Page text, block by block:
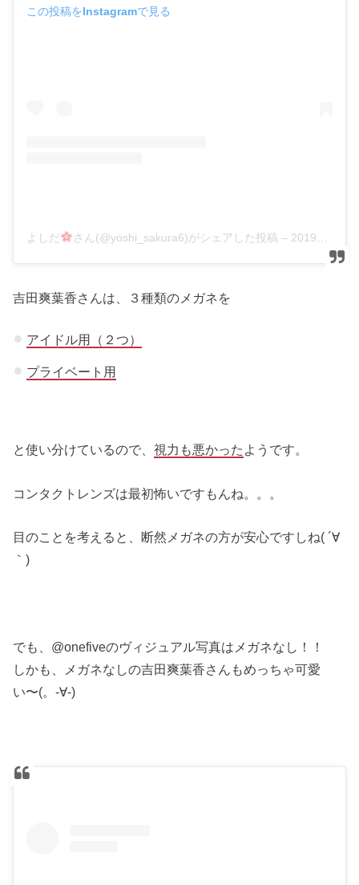
この投稿をInstagramで見る
よしだ さん(@yoshi_sakura6)がシェアした投稿 – 2019年10月月3日午前7時47分PDT
吉田爽葉香さんは、３種類のメガネを
アイドル用（２つ）
プライベート用
と使い分けているので、視力も悪かった ようです。
コンタクトレンズは最初怖いですもんね。。。
目のことを考えると、断然メガネの方が安心ですしね( ´∀
｀)
でも、@onefiveのヴィジュアル写真はメガネなし！！
しかも、メガネなしの吉田爽葉香さんもめっちゃ可愛
い〜(。-∀-)